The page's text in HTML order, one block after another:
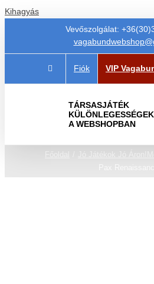
Kihagyás
Vevőszolgálat:
Fiók VIP
TÁRSASJÁTÉK
KÜLÖNLEGESSÉGEK
A WEBSHOPBAN
Főoldal Jó Játékok Jó Áron!